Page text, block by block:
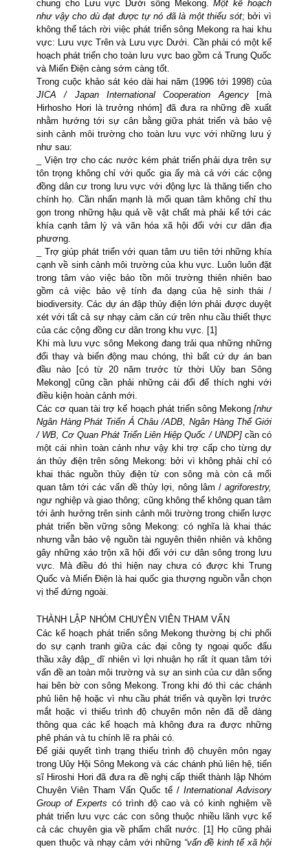
chung cho Lưu vực Dưới sông Mekong.Một kế hoạch
như vậy cho dù đạt được tự nó đã là một thiếu sót; bởi vì
không thể tách rời việc phát triển sông Mekong ra hai khu
vực: Lưu vực Trên và Lưu vực Dưới. Cần phải có một kế
hoạch phát triển cho toàn lưu vực bao gồm cả Trung Quốc
và Miến Điện càng sớm càng tốt.
Trong cuộc khảo sát kéo dài hai năm (1996 tới 1998) của
JICA / Japan International Cooperation Agency[mà
Hirhosho Hori là trưởng nhóm] đã đưa ra những đề xuất
nhằm hướng tới sự cân bằng giữa phát triển và bảo vệ
sinh cảnh môi trường cho toàn lưu vực với những lưu ý
như sau:
_ Viện trợ cho các nước kém phát triển phải dựa trên sự
tôn trọng không chỉ với quốc gia ấy mà cả với các cộng
đồng dân cư trong lưu vực với động lực là thăng tiến cho
chính họ. Cần nhấn mạnh là mối quan tâm không chỉ thu
gọn trong những hậu quả về vật chất mà phải kể tới các
khía cạnh tâm lý và văn hóa xã hội đối với cư dân địa
phương.
_ Trợ giúp phát triển với quan tâm ưu tiên tới những khía
cạnh về sinh cảnh môi trường của khu vực. Luôn luôn đặt
trong tâm vào việc bảo tồn môi trường thiên nhiên bao
gồm cả việc bảo vệ tính đa dạng của hệ sinh thái /
biodiversity. Các dự án đập thủy điện lớn phải được duyệt
xét với tất cả sự nhạy cảm căn cứ trên nhu cầu thiết thực
của các cộng đồng cư dân trong khu vực. [1]
Khi mà lưu vực sông Mekong đang trải qua những những
đổi thay và biến động mau chóng, thì bất cứ dự án ban
đầu nào [có từ 20 năm trước từ thời Uûy ban Sông
Mekong] cũng cần phải những cải đổi để thích nghi với
điều kiện hoàn cảnh mới.
Các cơ quan tài trợ kế hoạch phát triển sông Mekong [như
Ngân Hàng Phát Triển Á Châu /ADB, Ngân Hàng Thế Giới
/ WB, Cơ Quan Phát Triển Liên Hiệp Quốc / UNDP]cần có
một cái nhìn toàn cảnh như vậy khi trợ cấp cho từng dự
án thủy điện trên sông Mekong: bởi vì không phải chỉ có
khai thác nguồn thủy điện từ con sông mà còn cả mối
quan tâm tới các vấn đề thủy lợi, nông lâm / agriforestry,
ngư nghiệp và giao thông; cũng không thể không quan tâm
tới ảnh hưởng trên sinh cảnh môi trường trong chiến lược
phát triển bền vững sông Mekong: có nghĩa là khai thác
nhưng vẫn bảo vệ nguồn tài nguyên thiên nhiên và không
gây những xáo trộn xã hội đối với cư dân sông trong lưu
vực. Mà điều đó thì hiện nay chưa có được khi Trung
Quốc và Miến Điện là hai quốc gia thượng nguồn vẫn chọn
vị thế đứng ngoài.
THÀNH LẬP NHÓM CHUYÊN VIÊN THAM VẤN
Các kế hoạch phát triển sông Mekong thường bị chi phối
do sự cạnh tranh giữa các đại công ty ngoại quốc đấu
thầu xây đập_ dĩ nhiên vì lợi nhuận họ rất ít quan tâm tới
vấn đề an toàn môi trường và sự an sinh của cư dân sống
hai bên bờ con sông Mekong. Trong khi đó thì các chánh
phủ liên hệ hoặc vì nhu cầu phát triển và quyền lợi trước
mắt hoặc vì thiếu trình độ chuyên môn nên đã dễ dàng
thông qua các kế hoạch mà không đưa ra được những
phê phán và tu chính lẽ ra phải có.
Để giải quyết tình trạng thiếu trình độ chuyên môn ngay
trong Uûy Hội Sông Mekong và các chánh phủ liên hệ, tiến
sĩ Hiroshi Hori đã đưa ra đề nghị cấp thiết thành lập Nhóm
Chuyên Viên Tham Vấn Quốc tế / International Advisory
Group of Experts có trình độ cao và có kinh nghiệm về
phát triển lưu vực các con sông thuộc nhiều lãnh vực kể
cả các chuyên gia về phẩm chất nước. [1] Họ cũng phải
quen thuộc và nhạy cảm với những “vấn đề kinh tế xã hội